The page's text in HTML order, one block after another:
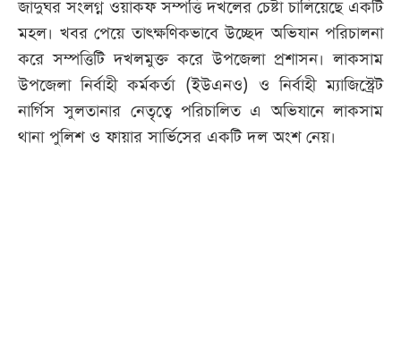
বিভাগ
ভিডিও
জাদুঘর সংলগ্ন ওয়াকফ সম্পত্তি দখলের চেষ্টা চালিয়েছে একটি
মহল। খবর পেয়ে তাৎক্ষণিকভাবে উচ্ছেদ অভিযান পরিচালনা
করে সম্পত্তিটি দখলমুক্ত করে উপজেলা প্রশাসন। লাকসাম
উপজেলা নির্বাহী কর্মকর্তা (ইউএনও) ও নির্বাহী ম্যাজিস্ট্রেট
নার্গিস সুলতানার নেতৃত্বে পরিচালিত এ অভিযানে লাকসাম
থানা পুলিশ ও ফায়ার সার্ভিসের একটি দল অংশ নেয়।